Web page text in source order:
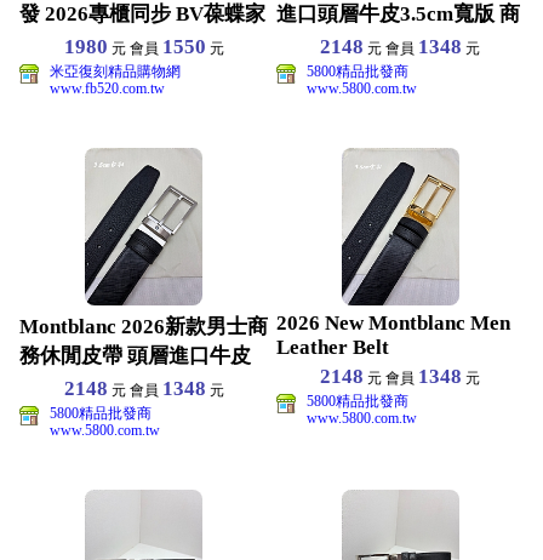
發 2026專櫃同步 BV葆蝶家
男生皮1980 元 會員 1550 元
米亞復刻精品購物網
www.fb520.com.tw
進口頭層牛皮3.5cm寬版 商
務正裝日常休
2148 元 會員 1348 元
5800精品批發商
www.5800.com.tw
Montblanc 2026新款男士商
務休閒皮帶 頭層進口牛皮
腰帶 寬2148 元 會員 1348 元
5800精品批發商
www.5800.com.tw
2026 New Montblanc Men
Leather Belt
2148 元 會員 1348 元
5800精品批發商
www.5800.com.tw